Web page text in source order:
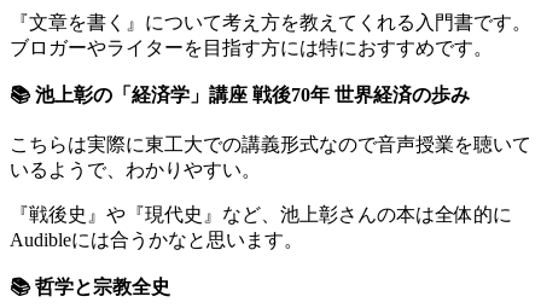
『文章を書く』について考え方を教えてくれる入門書です。
ブロガーやライターを目指す方には特におすすめです。
📚 池上彰の「経済学」講座 戦後70年 世界経済の歩み
こちらは実際に東工大での講義形式なので音声授業を聴いて
いるようで、わかりやすい。
『戦後史』や『現代史』など、池上彰さんの本は全体的に
Audibleには合うかなと思います。
📚 哲学と宗教全史